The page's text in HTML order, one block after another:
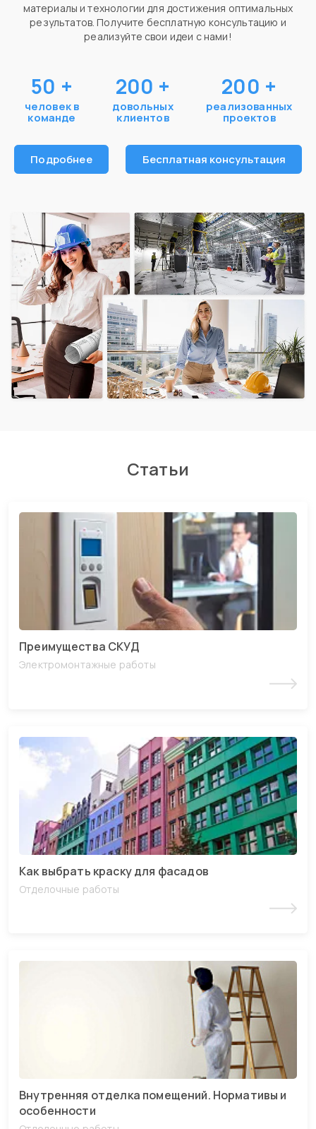
материалы и технологии для достижения оптимальных
результатов. Получите бесплатную консультацию и
реализуйте свои идеи с нами!
50 +
человек в
команде
200 +
довольных
клиентов
200 +
реализованных
проектов
Подробнее Бесплатная консультация
Статьи
Преимущества СКУД
Электромонтажные работы
Как выбрать краску для фасадов
Отделочные работы
Внутренняя отделка помещений. Нормативы и
особенности